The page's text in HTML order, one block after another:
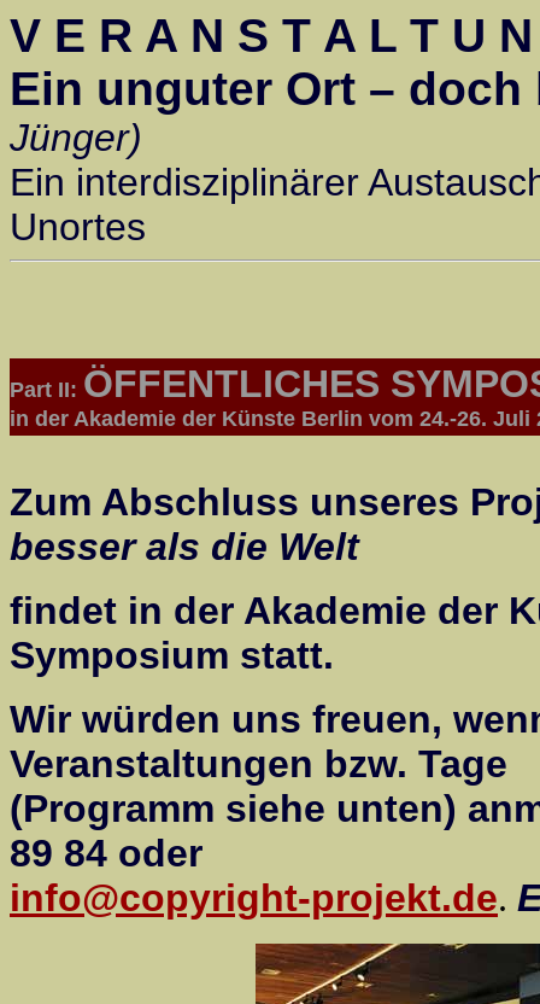
V E R A N S T A L T U
Ein unguter Ort –
Jünger)
Ein interdisziplinärer
Unortes
Part II: ÖFFENTLICHES
in der Akademie der Künste Berlin vom 24.-26. Juli
Zum Abschluss unseres
besser als die Welt
findet in der Akademie der
Symposium statt.
Wir würden uns freuen,
Veranstaltungen bzw. Tage
(Programm siehe unten)
89 84 oder
info@copyright-projekt.de.